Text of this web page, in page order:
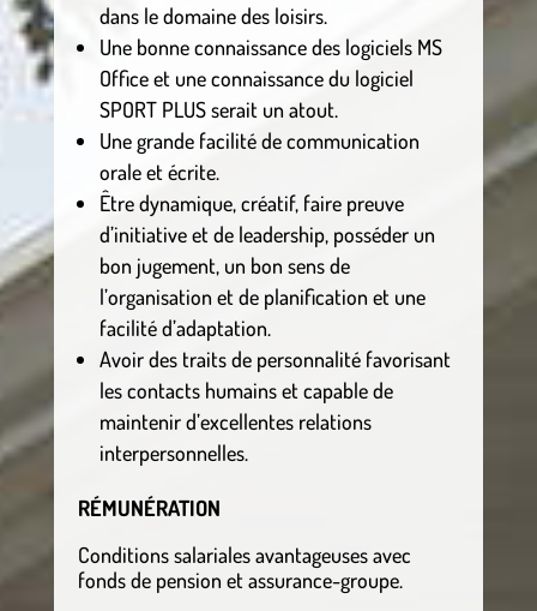
dans le domaine des loisirs.
Une bonne connaissance des logiciels MS
Office et une connaissance du logiciel
SPORT PLUS serait un atout.
Une grande facilité de communication
orale et écrite.
Être dynamique, créatif, faire preuve
d’initiative et de leadership, posséder un
bon jugement, un bon sens de
l’organisation et de planification et une
facilité d’adaptation.
Avoir des traits de personnalité favorisant
les contacts humains et capable de
maintenir d’excellentes relations
interpersonnelles.
RÉMUNÉRATION
Conditions salariales avantageuses avec
fonds de pension et assurance-groupe.